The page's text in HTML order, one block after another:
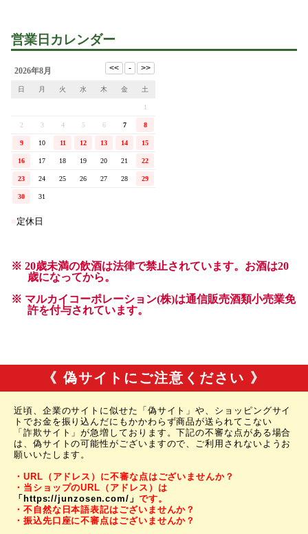
《 偽サイトにご注意ください 》
近頃、企業のサイトに似せた「偽サイト」や、ショッピングサイ
トでお金を振り込んだにもかかわらず商品が送られてこない
「詐欺サイト」が急増しております。下記の不審な点がある場合
は、偽サイトの可能性がございますので、ご利用されないようお
願いいたします。
・URL（アドレス）に不審な点はございませんか？
・当ショップのURL（アドレス）は
「https://junzosen.com/」 です。
・不自然な日本語表記はございませんか？
・振込先口座に不審点はございませんか？